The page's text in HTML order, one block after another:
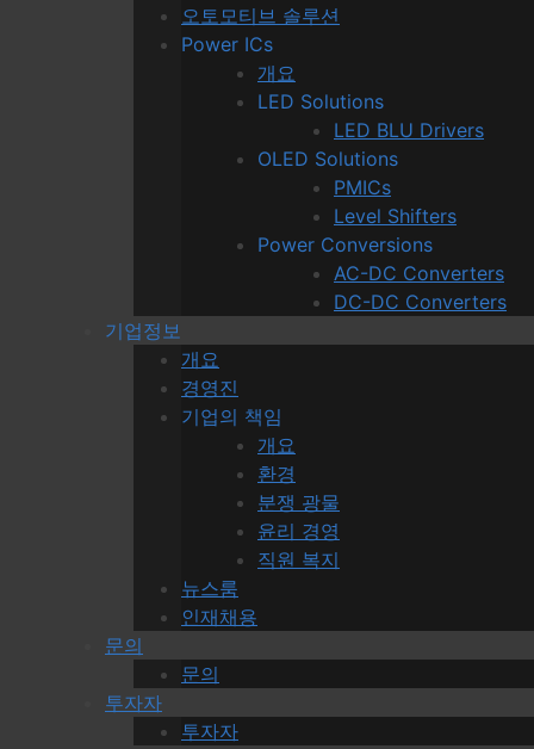
오토모티브 솔루션
Power ICs
개요
LED Solutions
LED BLU Drivers
OLED Solutions
PMICs
Level Shifters
Power Conversions
AC-DC Converters
DC-DC Converters
기업정보
개요
경영진
기업의 책임
개요
환경
분쟁 광물
윤리 경영
직원 복지
뉴스룸
인재채용
문의
문의
투자자
투자자